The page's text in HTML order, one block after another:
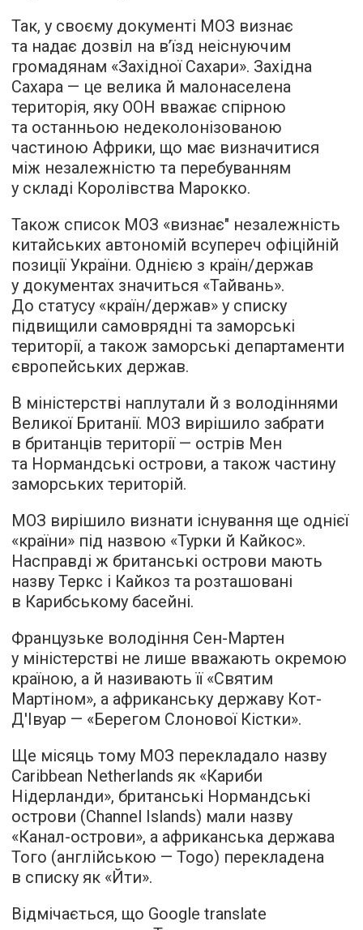
Так, у своєму документі МОЗ визнає
та надає дозвіл на в’їзд неіснуючим
громадянам «Західної Сахари». Західна
Сахара — це велика й малонаселена
територія, яку ООН вважає спірною
та останньою недеколонізованою
частиною Африки, що має визначитися
між незалежністю та перебуванням
у складі Королівства Марокко.
Також список МОЗ «визнає" незалежність
китайських автономій всупереч офіційній
позиції України. Однією з країн/держав
у документах значиться «Тайвань».
До статусу «країн/держав» у списку
підвищили самоврядні та заморські
території, а також заморські департаменти
європейських держав.
В міністерстві наплутали й з володіннями
Великої Британії. МОЗ вирішило забрати
в британців території — острів Мен
та Нормандські острови, а також частину
заморських територій.
МОЗ вирішило визнати існування ще однієї
«країни» під назвою «Турки й Кайкос».
Насправді ж британські острови мають
назву Теркс і Кайкоз та розташовані
в Карибському басейні.
Французьке володіння Сен-Мартен
у міністерстві не лише вважають окремою
країною, а й називають її «Святим
Мартіном», а африканську державу Кот-
Д'Івуар — «Берегом Слонової Кістки».
Ще місяць тому МОЗ перекладало назву
Caribbean Netherlands як «Кариби
Нідерланди», британські Нормандські
острови (Channel Islands) мали назву
«Канал-острови», а африканська держава
Того (англійською — Togo) перекладена
в списку як «Йти».
Відмічається, що Google translate